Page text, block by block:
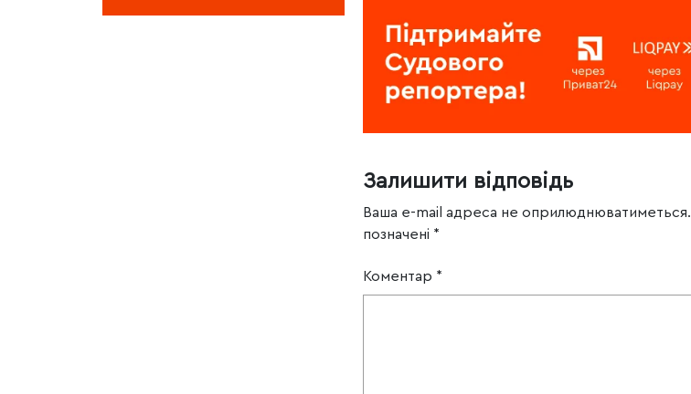
Залишити відповідь
Ваша e-mail адреса не оприлюднюватиметься.
позначені *
Коментар *